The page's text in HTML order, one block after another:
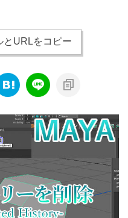
とURLをコピー